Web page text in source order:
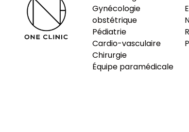
Gynécologie
obstétrique
Pédiatrie
Cardio-vasculaire
Chirurgie
Équipe paramédicale